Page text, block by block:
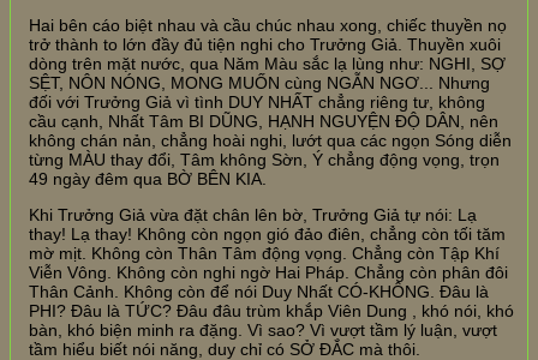
Hai bên cáo biệt nhau và cầu chúc nhau xong, chiếc thuyền nọ
trở thành to lớn đầy đủ tiện nghi cho Trưởng Giả. Thuyền xuôi
dòng trên mặt nước, qua Năm Màu sắc lạ lùng như: NGHI, SỢ
SỆT, NÔN NÓNG, MONG MUỐN cùng NGẪN NGƠ... Nhưng
đối với Trưởng Giả vì tình DUY NHẤT chẳng riêng tư, không
cầu cạnh, Nhất Tâm BI DŨNG, HẠNH NGUYỆN ĐỘ DÂN, nên
không chán nản, chẳng hoài nghi, lướt qua các ngọn Sóng diễn
từng MÀU thay đổi, Tâm không Sờn, Ý chẳng động vọng, trọn
49 ngày đêm qua BỜ BÊN KIA.
Khi Trưởng Giả vừa đặt chân lên bờ, Trưởng Giả tự nói: Lạ
thay! Lạ thay! Không còn ngọn gió đảo điên, chẳng còn tối tăm
mờ mịt. Không còn Thân Tâm động vọng. Chẳng còn Tập Khí
Viễn Vông. Không còn nghi ngờ Hai Pháp. Chẳng còn phân đôi
Thân Cảnh. Không còn để nói Duy Nhất CÓ-KHÔNG. Đâu là
PHI? Đâu là TỨC? Đâu đâu trùm khắp Viên Dung , khó nói, khó
bàn, khó biện minh ra đặng. Vì sao? Vì vượt tầm lý luận, vượt
tầm hiểu biết nói năng, duy chỉ có SỞ ĐẮC mà thôi.